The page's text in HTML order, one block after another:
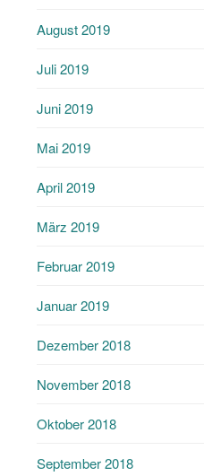
August 2019
Juli 2019
Juni 2019
Mai 2019
April 2019
März 2019
Februar 2019
Januar 2019
Dezember 2018
November 2018
Oktober 2018
September 2018